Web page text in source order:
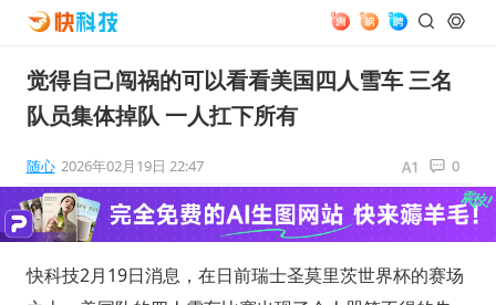
觉得自己闯祸的可以看看美国四人雪车 三名
队员集体掉队 一人扛下所有
随心 2026年02月19日 22:47 0
快科技2月19日消息，在日前瑞士圣莫里茨世界杯的赛场